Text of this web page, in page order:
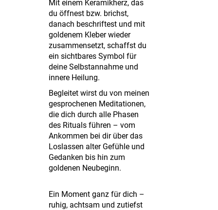
Mit einem Keramikherz, das
du öffnest bzw. brichst,
danach beschriftest und mit
goldenem Kleber wieder
zusammensetzt, schaffst du
ein sichtbares Symbol für
deine Selbstannahme und
innere Heilung.
Begleitet wirst du von meinen
gesprochenen Meditationen,
die dich durch alle Phasen
des Rituals führen – vom
Ankommen bei dir über das
Loslassen alter Gefühle und
Gedanken bis hin zum
goldenen Neubeginn.
Ein Moment ganz für dich –
ruhig, achtsam und zutiefst